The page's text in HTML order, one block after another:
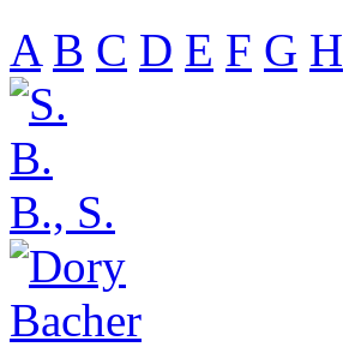
A B C D E F G H
B., S.